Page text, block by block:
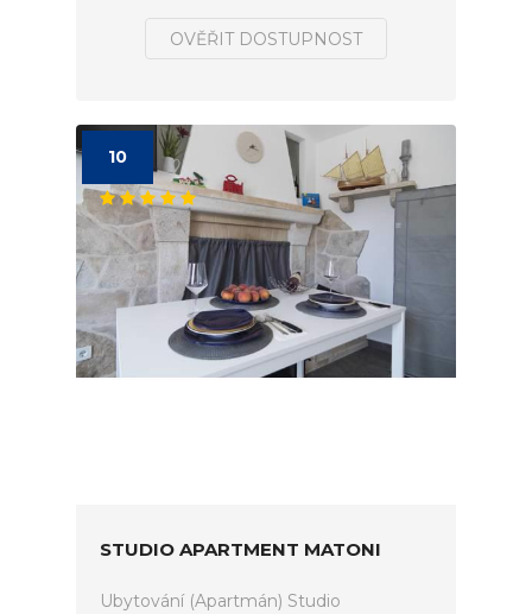
OVĚŘIT DOSTUPNOST
10
STUDIO APARTMENT MATONI
Ubytování (Apartmán) Studio